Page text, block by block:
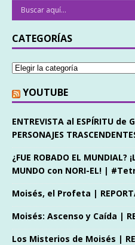
CATEGORÍAS
YOUTUBE
ENTREVISTA al ESPÍRITU de
PERSONAJES
¿FUE ROBADO EL MUNDIAL?
MUNDO con NORI-EL! |
Moisés, el Profeta |
Moisés: Ascenso y Caída |
Los Misterios de Moisés |